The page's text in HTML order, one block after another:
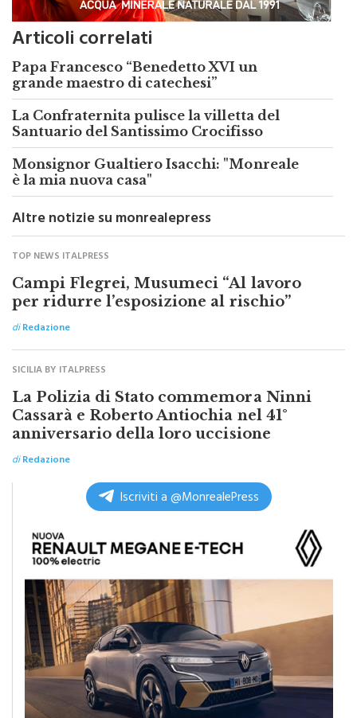
Articoli correlati
Papa Francesco “Benedetto XVI un
grande maestro di catechesi”
La Confraternita pulisce la villetta del
Santuario del Santissimo Crocifisso
è la mia nuova casa"
Altre notizie su monrealepress
TOP NEWS ITALPRESS
Campi Flegrei, Musumeci “Al lavoro
per ridurre l’esposizione al rischio”
diRedazione
SICILIA BY ITALPRESS
La Polizia di Stato commemora Ninni
Cassarà e Roberto Antiochia nel 41°
anniversario della loro uccisione
diRedazione
Iscriviti a @MonrealePress